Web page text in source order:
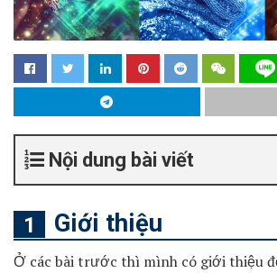
Nội dung bài viết
Giới thiệu
Ở các bài trước thì mình có giới thiệu